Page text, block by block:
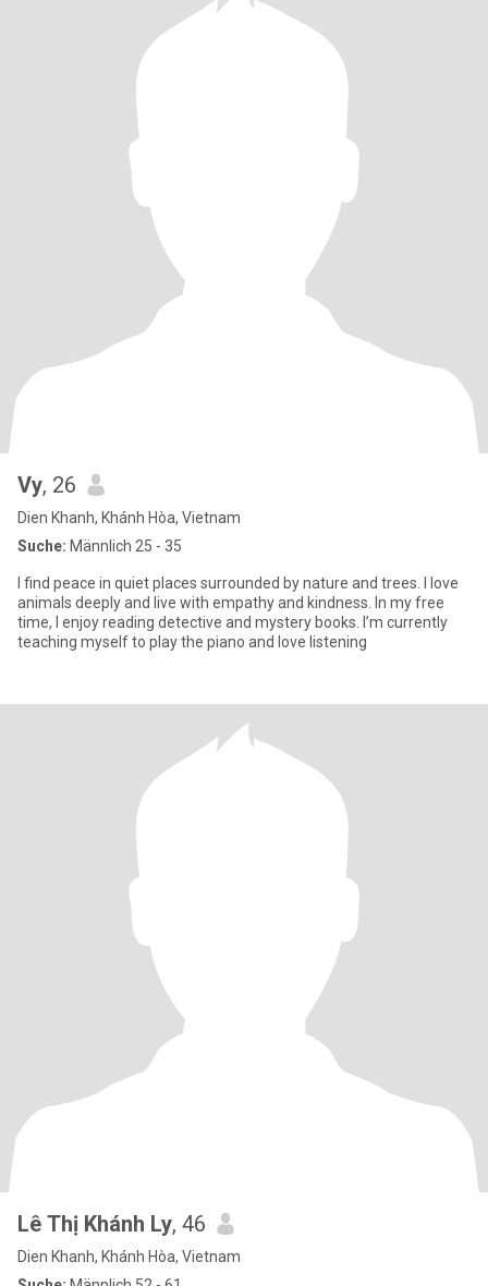
Vy, 26
Dien Khanh, Khánh Hòa, Vietnam
Suche: Männlich 25 - 35
I find peace in quiet places surrounded by nature and trees. I love
animals deeply and live with empathy and kindness. In my free
time, I enjoy reading detective and mystery books. I’m currently
teaching myself to play the piano and love listening
Lê Thị Khánh Ly, 46
Dien Khanh, Khánh Hòa, Vietnam